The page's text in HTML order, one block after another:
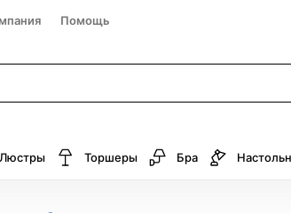
Помощь
Люстры Торшеры Бра